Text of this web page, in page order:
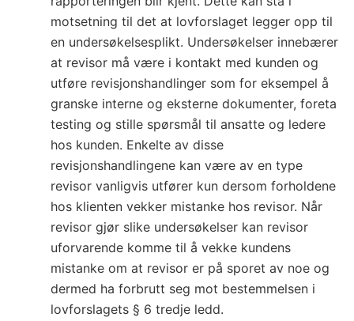
motsetning til det at lovforslaget legger opp til
en undersøkelsesplikt. Undersøkelser innebærer
at revisor må være i kontakt med kunden og
utføre revisjonshandlinger som for eksempel å
granske interne og eksterne dokumenter, foreta
testing og stille spørsmål til ansatte og ledere
hos kunden. Enkelte av disse
revisjonshandlingene kan være av en type
revisor vanligvis utfører kun dersom forholdene
hos klienten vekker mistanke hos revisor. Når
revisor gjør slike undersøkelser kan revisor
uforvarende komme til å vekke kundens
mistanke om at revisor er på sporet av noe og
dermed ha forbrutt seg mot bestemmelsen i
lovforslagets § 6 tredje ledd.